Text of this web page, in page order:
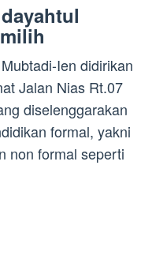
Ien didirikan
Jalan Nias Rt.07
diselenggarakan
formal, yakni
non formal seperti